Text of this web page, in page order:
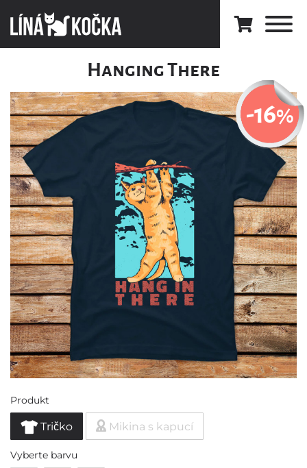
Hanging There
-16%
Produkt
Tričko Mikina s kapucí
Vyberte barvu